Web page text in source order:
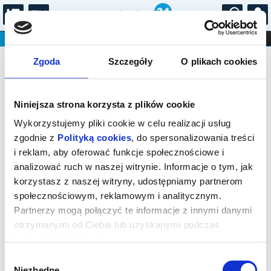
Zgoda Szczegóły O plikach cookies
Niniejsza strona korzysta z plików cookie
Wykorzystujemy pliki cookie w celu realizacji usług
zgodnie z Polityką cookies, do spersonalizowania treści
i reklam, aby oferować funkcje społecznościowe i
analizować ruch w naszej witrynie. Informacje o tym, jak
korzystasz z naszej witryny, udostępniamy partnerom
społecznościowym, reklamowym i analitycznym.
Partnerzy mogą połączyć te informacje z innymi danymi
otrzymanymi od Ciebie lub uzyskanymi podczas
...
FILHARMONIA OPERA I BALET
STAND-UP
DLA DZIECI
Bilety na: Koncert Chopinowski w
Sali Koncertowej Fryderyk
Warszawa, Podwale 13/15
19.09.2026, g. 20:55 (sobota)
cena - od 95,00 pln
Organizator:Agencja Koncertowa PRESTO 2 Marcin